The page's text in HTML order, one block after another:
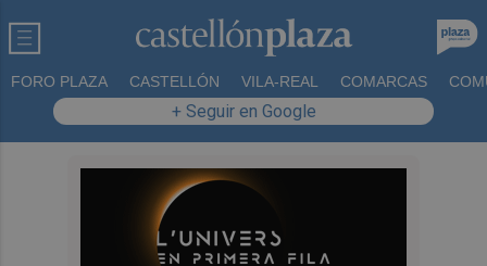
FORO PLAZA CASTELLÓN VILA-REAL COMARCAS
+ Seguir en Google